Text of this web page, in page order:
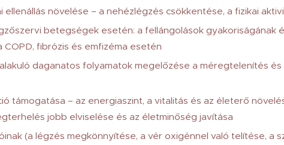
növelése – a nehézlégzés csökkentése, a fizikai
betegségek esetén: a fellángolások gyakoriságának
COPD, fibrózis és emfizéma esetén
daganatos folyamatok megelőzése a méregtelenítés és
támogatása – az energiaszint, a vitalitás és az életerő
jobb elviselése és az életminőség javítása
(a légzés megkönnyítése, a vér oxigénnel való telítése, a